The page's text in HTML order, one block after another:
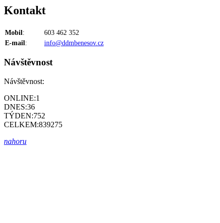
Kontakt
Mobil:
603 462 352
E-mail: info@ddmbenesov.cz
Návštěvnost
Návštěvnost:
ONLINE:1
DNES:36
TÝDEN:752
CELKEM:839275
nahoru